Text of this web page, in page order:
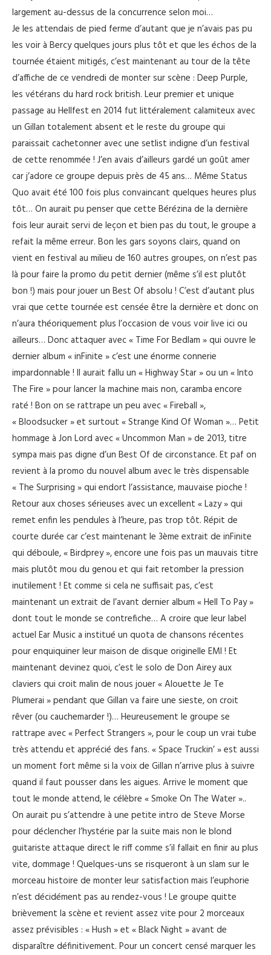
largement au-dessus de la concurrence selon moi…
Je les attendais de pied ferme d’autant que je n’avais pas pu
les voir à Bercy quelques jours plus tôt et que les échos de la
tournée étaient mitigés, c’est maintenant au tour de la tête
d’affiche de ce vendredi de monter sur scène : Deep Purple,
les vétérans du hard rock british. Leur premier et unique
passage au Hellfest en 2014 fut littéralement calamiteux avec
un Gillan totalement absent et le reste du groupe qui
paraissait cachetonner avec une setlist indigne d’un festival
de cette renommée ! J’en avais d’ailleurs gardé un goût amer
car j’adore ce groupe depuis près de 45 ans… Même Status
Quo avait été 100 fois plus convaincant quelques heures plus
tôt… On aurait pu penser que cette Bérézina de la dernière
fois leur aurait servi de leçon et bien pas du tout, le groupe a
refait la même erreur. Bon les gars soyons clairs, quand on
vient en festival au milieu de 160 autres groupes, on n’est pas
là pour faire la promo du petit dernier (même s’il est plutôt
bon !) mais pour jouer un Best Of absolu ! C’est d’autant plus
vrai que cette tournée est censée être la dernière et donc on
n’aura théoriquement plus l’occasion de vous voir live ici ou
ailleurs… Donc attaquer avec « Time For Bedlam » qui ouvre le
dernier album « inFinite » c’est une énorme connerie
impardonnable ! Il aurait fallu un « Highway Star » ou un « Into
The Fire » pour lancer la machine mais non, caramba encore
raté ! Bon on se rattrape un peu avec « Fireball »,
« Bloodsucker » et surtout « Strange Kind Of Woman »… Petit
hommage à Jon Lord avec « Uncommon Man » de 2013, titre
sympa mais pas digne d’un Best Of de circonstance. Et paf on
revient à la promo du nouvel album avec le très dispensable
« The Surprising » qui endort l’assistance, mauvaise pioche !
Retour aux choses sérieuses avec un excellent « Lazy » qui
remet enfin les pendules à l’heure, pas trop tôt. Répit de
courte durée car c’est maintenant le 3ème extrait de inFinite
qui déboule, « Birdprey », encore une fois pas un mauvais titre
mais plutôt mou du genou et qui fait retomber la pression
inutilement ! Et comme si cela ne suffisait pas, c’est
maintenant un extrait de l’avant dernier album « Hell To Pay »
dont tout le monde se contrefiche… A croire que leur label
actuel Ear Music a institué un quota de chansons récentes
pour enquiquiner leur maison de disque originelle EMI ! Et
maintenant devinez quoi, c’est le solo de Don Airey aux
claviers qui croit malin de nous jouer « Alouette Je Te
Plumerai » pendant que Gillan va faire une sieste, on croit
rêver (ou cauchemarder !)… Heureusement le groupe se
rattrape avec « Perfect Strangers », pour le coup un vrai tube
très attendu et apprécié des fans. « Space Truckin’ » est aussi
un moment fort même si la voix de Gillan n’arrive plus à suivre
quand il faut pousser dans les aigues. Arrive le moment que
tout le monde attend, le célèbre « Smoke On The Water »..
On aurait pu s’attendre à une petite intro de Steve Morse
pour déclencher l’hystérie par la suite mais non le blond
guitariste attaque direct le riff comme s’il fallait en finir au plus
vite, dommage ! Quelques-uns se risqueront à un slam sur le
morceau histoire de monter leur satisfaction mais l’euphorie
n’est décidément pas au rendez-vous ! Le groupe quitte
brièvement la scène et revient assez vite pour 2 morceaux
assez prévisibles : « Hush » et « Black Night » avant de
disparaître définitivement. Pour un concert censé marquer les